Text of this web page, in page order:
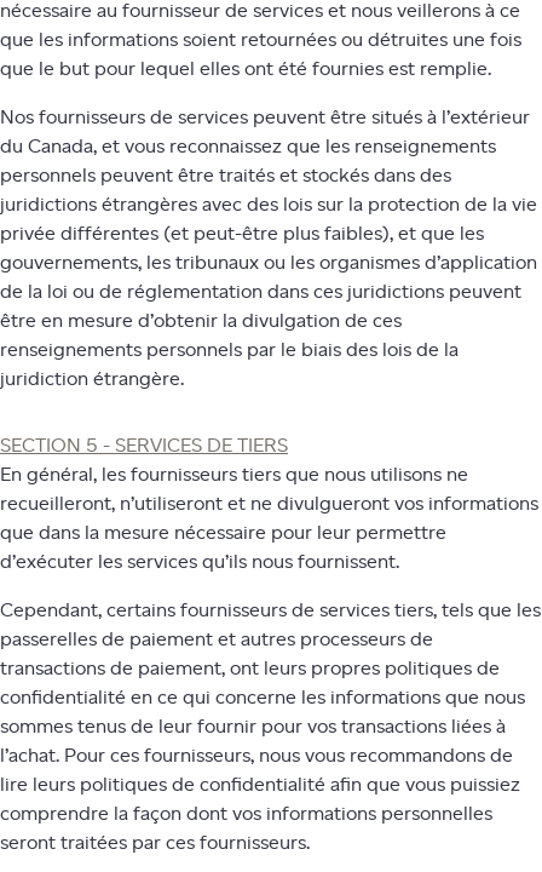
nécessaire au fournisseur de services et nous veillerons à ce
que les informations soient retournées ou détruites une fois
que le but pour lequel elles ont été fournies est remplie.
Nos fournisseurs de services peuvent être situés à l’extérieur
du Canada, et vous reconnaissez que les renseignements
personnels peuvent être traités et stockés dans des
juridictions étrangères avec des lois sur la protection de la vie
privée différentes (et peut-être plus faibles), et que les
gouvernements, les tribunaux ou les organismes d’application
de la loi ou de réglementation dans ces juridictions peuvent
être en mesure d’obtenir la divulgation de ces
renseignements personnels par le biais des lois de la
juridiction étrangère.
SECTION 5 - SERVICES DE TIERS
En général, les fournisseurs tiers que nous utilisons ne
recueilleront, n’utiliseront et ne divulgueront vos informations
que dans la mesure nécessaire pour leur permettre
d’exécuter les services qu’ils nous fournissent.
Cependant, certains fournisseurs de services tiers, tels que les
passerelles de paiement et autres processeurs de
transactions de paiement, ont leurs propres politiques de
confidentialité en ce qui concerne les informations que nous
sommes tenus de leur fournir pour vos transactions liées à
l’achat. Pour ces fournisseurs, nous vous recommandons de
lire leurs politiques de confidentialité afin que vous puissiez
comprendre la façon dont vos informations personnelles
seront traitées par ces fournisseurs.